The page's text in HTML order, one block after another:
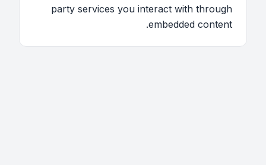
party services you interact with through
embedded content.